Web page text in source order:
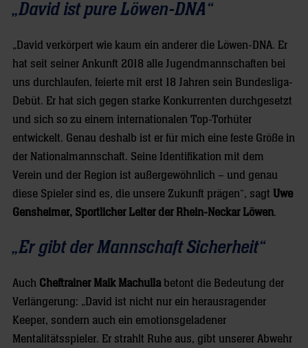
„David ist pure Löwen-DNA“
„David verkörpert wie kaum ein anderer die Löwen-DNA. Er
hat seit seiner Ankunft 2018 alle Jugendmannschaften bei
uns durchlaufen, feierte mit erst 18 Jahren sein Bundesliga-
Debüt. Er hat sich gegen starke Konkurrenten durchgesetzt
und sich so zu einem internationalen Top-Torhüter
entwickelt. Genau deshalb ist er für mich eine feste Größe in
der Nationalmannschaft. Seine Identifikation mit dem
Verein und der Region ist außergewöhnlich – und genau
diese Spieler sind es, die unsere Zukunft prägen“, sagt Uwe
Gensheimer, Sportlicher Leiter der Rhein-Neckar Löwen.
„Er gibt der Mannschaft Sicherheit“
Auch Cheftrainer Maik Machullabetont die Bedeutung der
Verlängerung: „David ist nicht nur ein herausragender
Keeper, sondern auch ein emotionsgeladener
Mentalitätsspieler. Er strahlt Ruhe aus, gibt unserer Abwehr